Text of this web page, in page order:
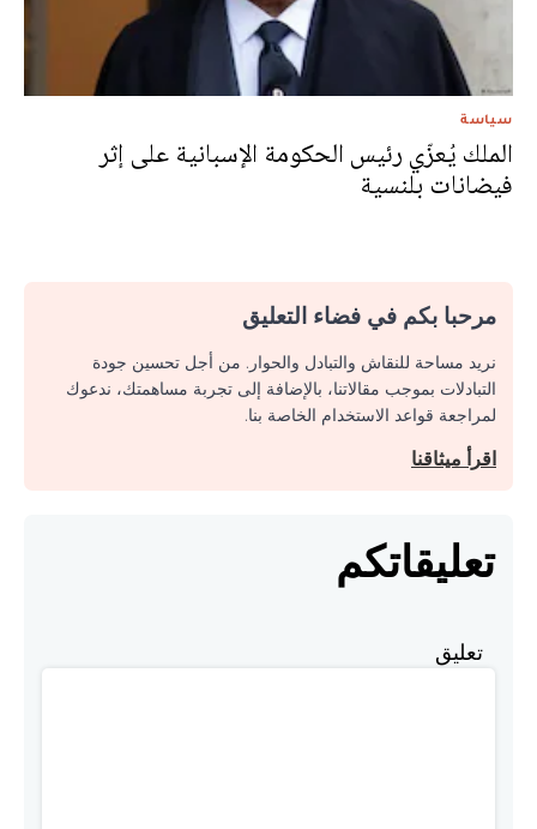
سياسة
الملك يُعزّي رئيس الحكومة الإسبانية على إثر
فيضانات بلنسية
مرحبا بكم في فضاء التعليق
نريد مساحة للنقاش والتبادل والحوار. من أجل تحسين جودة
التبادلات بموجب مقالاتنا، بالإضافة إلى تجربة مساهمتك، ندعوك
لمراجعة قواعد الاستخدام الخاصة بنا.
اقرأ ميثاقنا
تعليقاتكم
تعليق